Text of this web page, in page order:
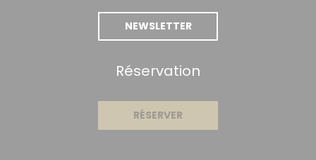
NEWSLETTER
Réservation
RÉSERVER